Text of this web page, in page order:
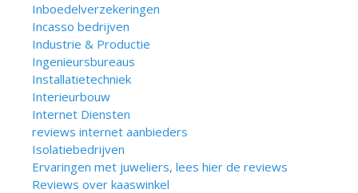
Inboedelverzekeringen
Incasso bedrijven
Industrie & Productie
Ingenieursbureaus
Installatietechniek
Interieurbouw
Internet Diensten
reviews internet aanbieders
Isolatiebedrijven
Ervaringen met juweliers, lees hier de reviews
Reviews over kaaswinkel